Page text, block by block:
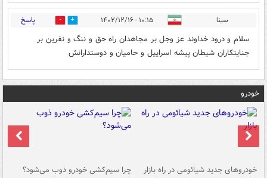
سینا ۱۰:۱۵ - ۱۴۰۲/۱۲/۱۶ 0 پاسخ
سلام و درود خداوند عز وجل بر مجاهدان راه حق و ننگ و نفرین بر
جنایتکاران شیطان پیشه اسراییل و حامیان و دوستدارانش
خودرو
خودروهای جدید شیائومی در راه بازار چرا سیم‌کشی خودرو ذوب می‌شود؟